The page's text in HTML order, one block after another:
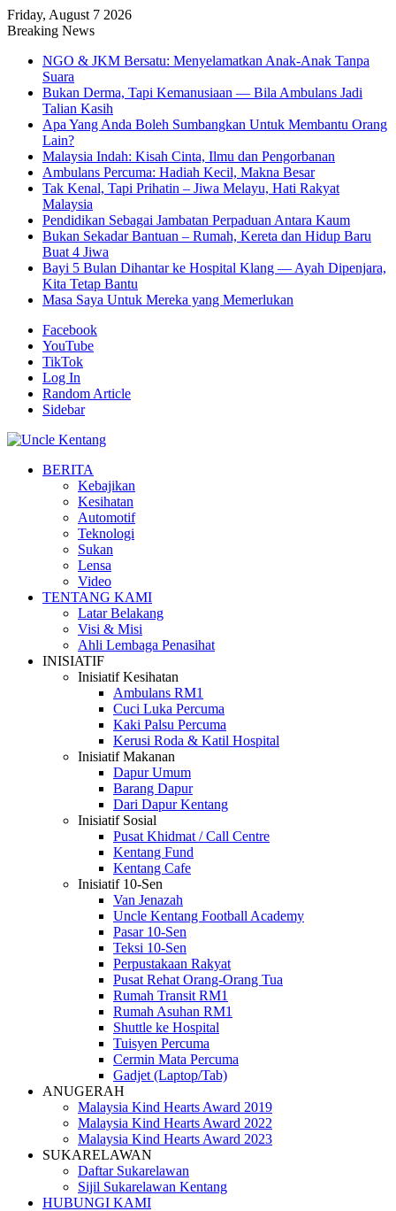
Friday, August 7 2026
Breaking News
NGO & JKM Bersatu: Menyelamatkan Anak-Anak Tanpa
Suara
Bukan Derma, Tapi Kemanusiaan — Bila Ambulans Jadi
Talian Kasih
Apa Yang Anda Boleh Sumbangkan Untuk Membantu Orang
Lain?
Malaysia Indah: Kisah Cinta, Ilmu dan Pengorbanan
Ambulans Percuma: Hadiah Kecil, Makna Besar
Tak Kenal, Tapi Prihatin – Jiwa Melayu, Hati Rakyat
Malaysia
Pendidikan Sebagai Jambatan Perpaduan Antara Kaum
Bukan Sekadar Bantuan – Rumah, Kereta dan Hidup Baru
Buat 4 Jiwa
Bayi 5 Bulan Dihantar ke Hospital Klang — Ayah Dipenjara,
Kita Tetap Bantu
Masa Saya Untuk Mereka yang Memerlukan
Facebook
YouTube
TikTok
Log In
Random Article
Sidebar
BERITA
Kebajikan
Kesihatan
Automotif
Teknologi
Sukan
Lensa
Video
TENTANG KAMI
Latar Belakang
Visi & Misi
Ahli Lembaga Penasihat
INISIATIF
Inisiatif Kesihatan
Ambulans RM1
Cuci Luka Percuma
Kaki Palsu Percuma
Kerusi Roda & Katil Hospital
Inisiatif Makanan
Dapur Umum
Barang Dapur
Dari Dapur Kentang
Inisiatif Sosial
Pusat Khidmat / Call Centre
Kentang Fund
Kentang Cafe
Inisiatif 10-Sen
Van Jenazah
Uncle Kentang Football Academy
Pasar 10-Sen
Teksi 10-Sen
Perpustakaan Rakyat
Pusat Rehat Orang-Orang Tua
Rumah Transit RM1
Rumah Asuhan RM1
Shuttle ke Hospital
Tuisyen Percuma
Cermin Mata Percuma
Gadjet (Laptop/Tab)
ANUGERAH
Malaysia Kind Hearts Award 2019
Malaysia Kind Hearts Award 2022
Malaysia Kind Hearts Award 2023
SUKARELAWAN
Daftar Sukarelawan
Sijil Sukarelawan Kentang
HUBUNGI KAMI